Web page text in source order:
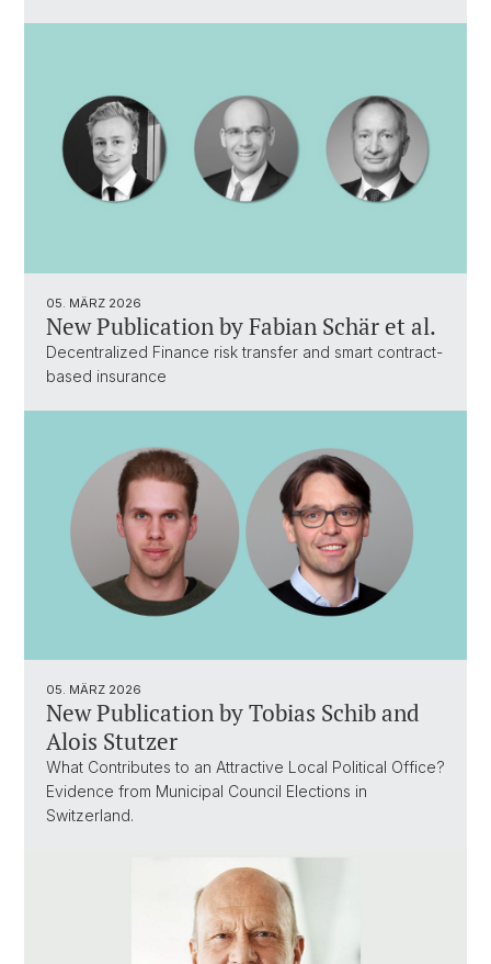
05. MÄRZ 2026
New Publication by Fabian Schär et al.
Decentralized Finance risk transfer and smart contract-
based insurance
05. MÄRZ 2026
New Publication by Tobias Schib and
Alois Stutzer
What Contributes to an Attractive Local Political Office?
Evidence from Municipal Council Elections in
Switzerland.